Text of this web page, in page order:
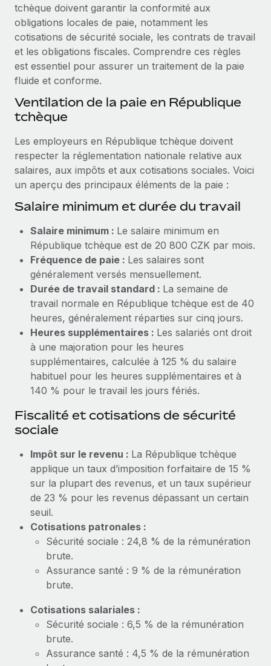
Remote Watchtower
Gardez un temps d’avance sur les risques en
matière de conformité
Gestion des appareils
dans le monde entier
Établissez des entités rapidement et en toute
conformité
Mobilité et déménagement international
Organisez facilement le déménagement de vos
Avantages sociaux
Gérez facilement les avantages sociaux
BLOG
Paie multipays
EOR et PEO
Taxes
Explorer le blog
Mises à jour des produits de Remote :
freelances Plus
Remote a toujours pour mission d'aider les entreprises de
toute taille à embaucher, gérer et payer...
En savoir plus
Comment Phiture gère ses 55 employés
répartis dans 19 pays grâce à Remote
Phiture, un leader notable du conseil en matière de
croissance mobile internationale, encourage les...
tchèque doivent garantir la conformité aux
obligations locales de paie, notamment les
cotisations de sécurité sociale, les contrats de travail
et les obligations fiscales. Comprendre ces règles
est essentiel pour assurer un traitement de la paie
fluide et conforme.
Ventilation de la paie en République
tchèque
Les employeurs en République tchèque doivent
respecter la réglementation nationale relative aux
salaires, aux impôts et aux cotisations sociales. Voici
un aperçu des principaux éléments de la paie :
Salaire minimum et durée du travail
Salaire minimum : Le salaire minimum en
République tchèque est de 20 800 CZK par mois.
Fréquence de paie : Les salaires sont
généralement versés mensuellement.
Durée de travail standard : La semaine de
travail normale en République tchèque est de 40
heures, généralement réparties sur cinq jours.
Heures supplémentaires : Les salariés ont droit
à une majoration pour les heures
supplémentaires, calculée à 125 % du salaire
habituel pour les heures supplémentaires et à
140 % pour le travail les jours fériés.
Fiscalité et cotisations de sécurité
sociale
Impôt sur le revenu : La République tchèque
applique un taux d’imposition forfaitaire de 15 %
sur la plupart des revenus, et un taux supérieur
de 23 % pour les revenus dépassant un certain
seuil.
Cotisations patronales :
Sécurité sociale : 24,8 % de la rémunération
brute.
Assurance santé : 9 % de la rémunération
brute.
Cotisations salariales :
Sécurité sociale : 6,5 % de la rémunération
brute.
Assurance santé : 4,5 % de la rémunération